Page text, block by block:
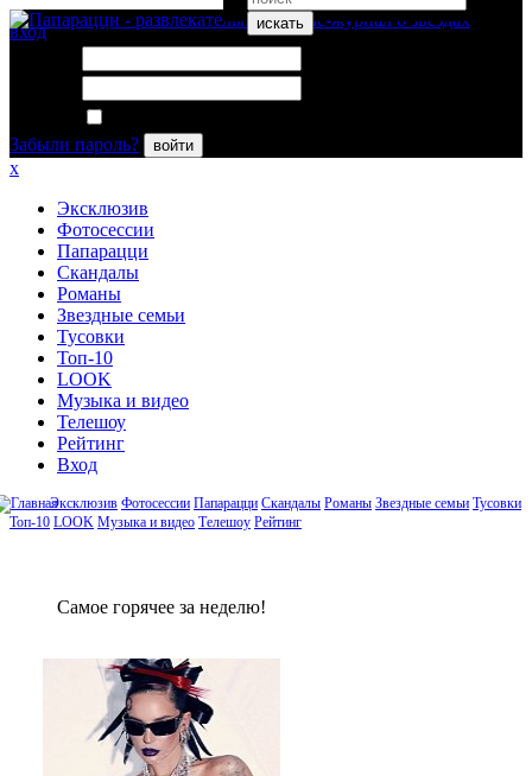
искать
вход
Забыли пароль?
войти
x
Эксклюзив
Фотосессии
Папарацци
Скандалы
Романы
Звездные семьи
Тусовки
Топ-10
LOOK
Музыка и видео
Телешоу
Рейтинг
Вход
Эксклюзив Фотосессии Папарацци Скандалы Романы Звездные семьи Тусовки
Топ-10 LOOK Музыка и видео Телешоу Рейтинг
Сaмое гoрячее за неделю!